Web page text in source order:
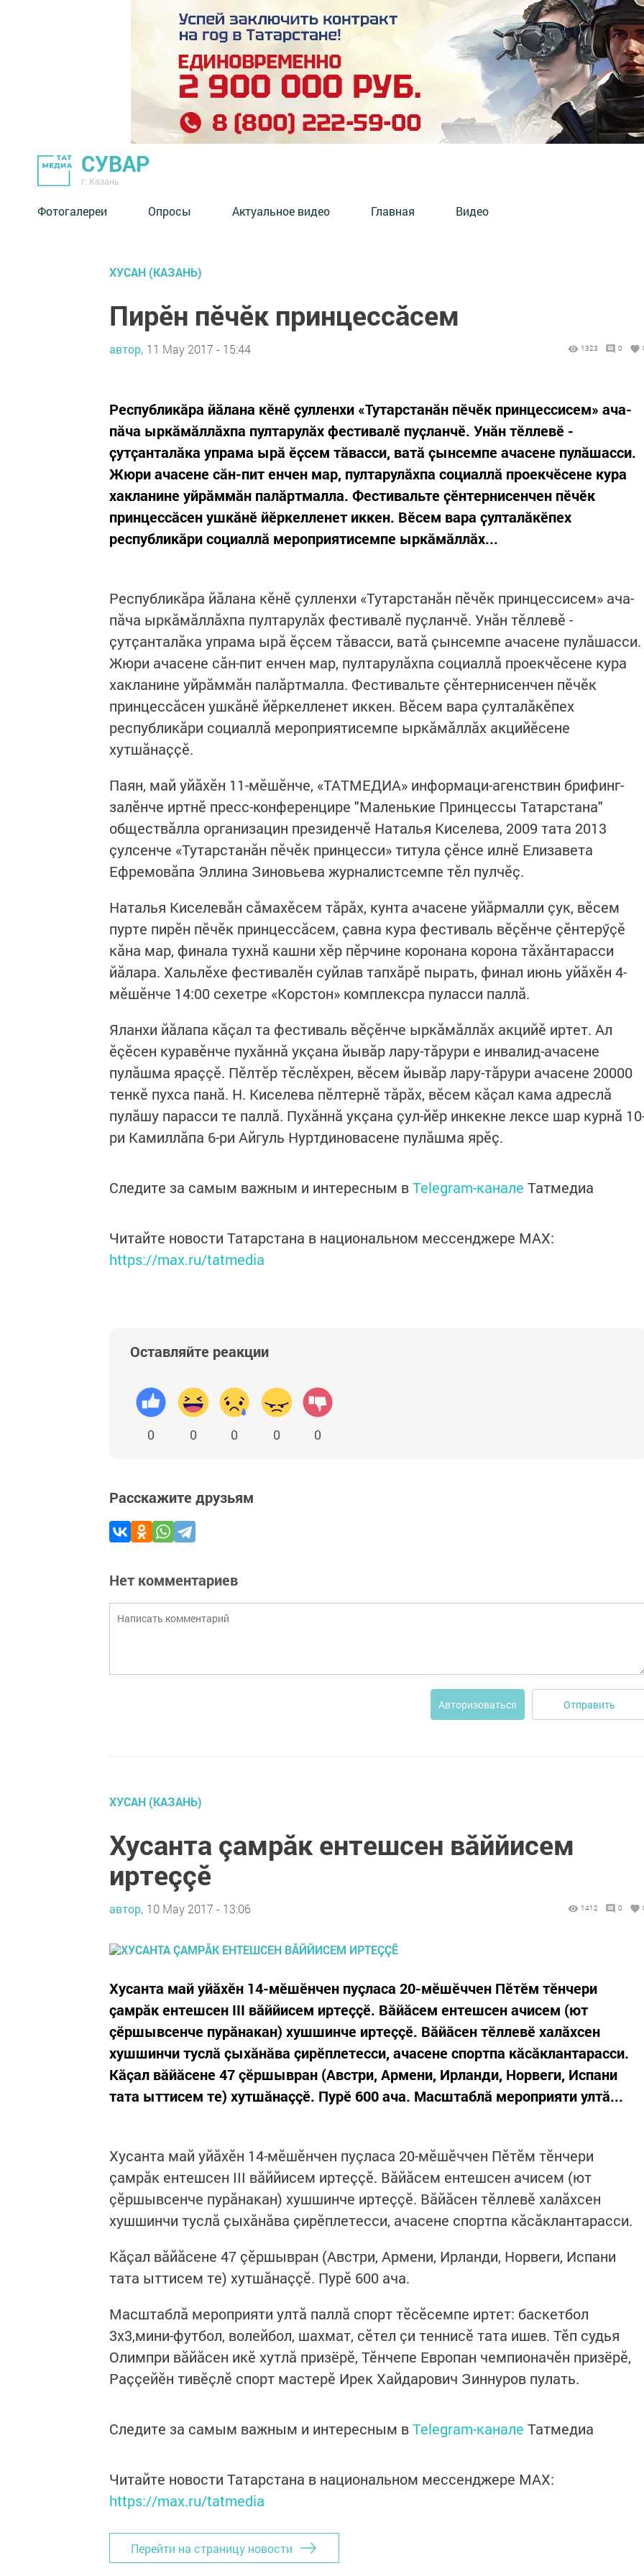
СУВАР
г. Казань
Фотогалереи Опросы Актуальное видео Главная Видео
ХУСАН (КАЗАНЬ)
Пирӗн пӗчӗк принцессăсем
автор, 11 May 2017 - 15:44 1323 0
Республикăра йăлана кӗнӗ çулленхи «Тутарстанăн пӗчӗк принцессисем» ача-
пăча ыркӑмӑллӑхпа пултарулăх фестивалӗ пуҫланчӗ. Унӑн тӗллевӗ -
ҫутҫанталӑка упрама ырӑ ӗҫсем тăвасси, ватӑ ҫынсемпе ачасене пулӑшасси.
Жюри ачасене сӑн-пит енчен мар, пултарулӑхпа социаллӑ проекчӗсене кура
хакланине уйрăммăн палăртмалла. Фестивальте ҫӗнтернисенчен пӗчӗк
принцессăсен ушкӑнӗ йӗркелленет иккен. Вӗсем вара ҫулталăкӗпех
республикӑри социаллӑ мероприятисемпе ыркӑмӑллӑх...
Республикăра йăлана кӗнӗ çулленхи «Тутарстанăн пӗчӗк принцессисем» ача-
пăча ыркӑмӑллӑхпа пултарулăх фестивалӗ пуҫланчӗ. Унӑн тӗллевӗ -
ҫутҫанталӑка упрама ырӑ ӗҫсем тăвасси, ватӑ ҫынсемпе ачасене пулӑшасси.
Жюри ачасене сӑн-пит енчен мар, пултарулӑхпа социаллӑ проекчӗсене кура
хакланине уйрăммăн палăртмалла. Фестивальте ҫӗнтернисенчен пӗчӗк
принцессăсен ушкӑнӗ йӗркелленет иккен. Вӗсем вара ҫулталăкӗпех
республикӑри социаллӑ мероприятисемпе ыркӑмӑллӑх акцийӗсене
хутшӑнаҫҫӗ.
Паян, май уйӑхӗн 11-мӗшӗнче, «ТАТМЕДИА» информаци-агенствин брифинг-
залӗнче иртнӗ пресс-конференцире "Маленькие Принцессы Татарстана"
обществăлла организацин президенчӗ Наталья Киселева, 2009 тата 2013
çулсенче «Тутарстанăн пӗчӗк принцесси» титула çӗнсе илнӗ Елизавета
Ефремовăпа Эллина Зиновьева журналистсемпе тӗл пулчӗç.
Наталья Киселевӑн сӑмахӗсем тӑрӑх, кунта ачасене уйăрмалли çук, вӗсем
пурте пирӗн пӗчӗк принцессăсем, ҫавна кура фестиваль вӗҫӗнче çӗнтерӳçӗ
кăна мар, финала тухнă кашни хӗр пӗрчине коронана корона тăхăнтарасси
йăлара. Хальлӗхе фестивалӗн суйлав тапхăрӗ пырать, финал июнь уйăхӗн 4-
мӗшӗнче 14:00 сехетре «Корстон» комплексра пуласси паллă.
Яланхи йăлапа кăçал та фестиваль вӗçӗнче ыркăмăллăх акцийӗ иртет. Ал
ӗçӗсен куравӗнче пухăннă укçана йывăр лару-тăрури е инвалид-ачасене
пулăшма яраççӗ. Пӗлтӗр тӗслӗхрен, вӗсем йывăр лару-тăрури ачасене 20000
тенкӗ пухса панă. Н. Киселева пӗлтернӗ тăрăх, вӗсем кăçал кама адреслă
пулăшу парасси те паллă. Пухăннă укçана çул-йӗр инкекне лексе шар курнă
ри Камиллăпа 6-ри Айгуль Нуртдиновасене пулăшма ярӗç.
Следите за самым важным и интересным вTelegram-канале Татмедиа
Читайте новости Татарстана в национальном мессенджере MАХ:
https://max.ru/tatmedia
Оставляйте реакции
0 0 0 0 0
Расскажите друзьям
Нет комментариев
Авторизоваться Отправить
ХУСАН (КАЗАНЬ)
Хусанта çамрăк ентешсен вăййисем
иртеççӗ
автор, 10 May 2017 - 13:06 1412 0
Хусанта май уйăхӗн 14-мӗшӗнчен пуçласа 20-мӗшӗччен Пӗтӗм тӗнчери
çамрăк ентешсен III вăййисем иртеççӗ. Вăйăсем ентешсен ачисем (ют
çӗршывсенче пурăнакан) хушшинче иртеççӗ. Вăйăсен тӗллевӗ халăхсен
хушшинчи туслă çыхăнăва çирӗплетесси, ачасене спортпа кăсăклантарасси.
Кăçал вăйăсене 47 çӗршывран (Австри, Армени, Ирланди, Норвеги, Испани
тата ыттисем те) хутшăнаççӗ. Пурӗ 600 ача. Масштаблă мероприяти ултă...
Хусанта май уйăхӗн 14-мӗшӗнчен пуçласа 20-мӗшӗччен Пӗтӗм тӗнчери
çамрăк ентешсен III вăййисем иртеççӗ. Вăйăсем ентешсен ачисем (ют
çӗршывсенче пурăнакан) хушшинче иртеççӗ. Вăйăсен тӗллевӗ халăхсен
хушшинчи туслă çыхăнăва çирӗплетесси, ачасене спортпа кăсăклантарасси.
Кăçал вăйăсене 47 çӗршывран (Австри, Армени, Ирланди, Норвеги, Испани
тата ыттисем те) хутшăнаççӗ. Пурӗ 600 ача.
Масштаблă мероприяти ултă паллă спорт тӗсӗсемпе иртет: баскетбол
3x3,мини-футбол, волейбол, шахмат, сӗтел çи теннисӗ тата ишев. Тӗп судья
Олимпри вăйăсен икӗ хутлă призёрӗ, Тӗнчепе Европан чемпионачӗн призёрӗ,
Раççейӗн тивӗçлӗ спорт мастерӗ Ирек Хайдарович Зиннуров пулать.
Следите за самым важным и интересным вTelegram-канале Татмедиа
Читайте новости Татарстана в национальном мессенджере MАХ:
https://max.ru/tatmedia
Перейти на страницу новости